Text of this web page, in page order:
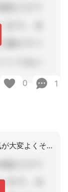
0 1
コメントありがとうございます。雰囲気が大変よくその事業所は好印象ですが、そんなう